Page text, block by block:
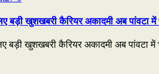
बड़ी खुशखबरी कैरियर अकादमी अब पांवटा में
बड़ी खुशखबरी कैरियर अकादमी अब पांवटा में